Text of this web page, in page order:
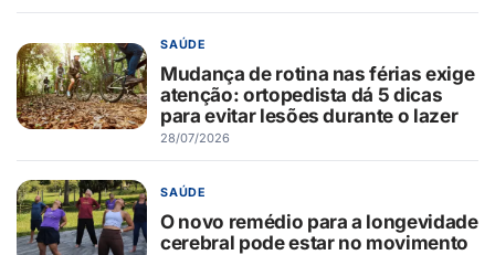
SAÚDE
Mudança de rotina nas férias exige
atenção: ortopedista dá 5 dicas
para evitar lesões durante o lazer
28/07/2026
SAÚDE
O novo remédio para a longevidade
cerebral pode estar no movimento